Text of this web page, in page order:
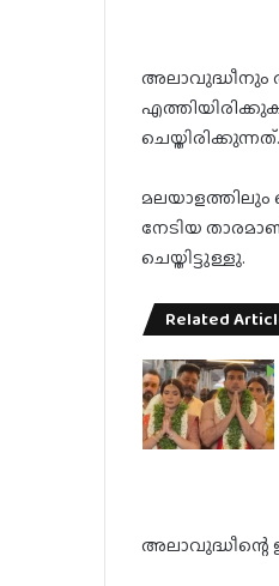
അലാവുദ്ധീനും
മലയാളത്തിലും
നേടിയ
ചെയ്തിട്ടുള്ളു.
Related
അലാവുദ്ധീന്റെ